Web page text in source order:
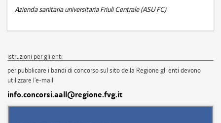
Azienda sanitaria universitaria Friuli Centrale (ASU FC)
istruzioni per gli enti
per pubblicare i bandi di concorso sul sito della Regione gli enti devono
utilizzare l'e-mail
info.concorsi.aall@regione.fvg.it